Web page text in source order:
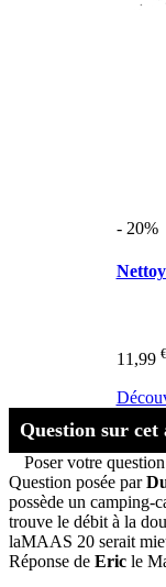
- 20%
11,99
Question sur
Poser votre
Question posée par
possède un camping-
trouve le débit à la
laMAAS 20 serait
Réponse de Eric le